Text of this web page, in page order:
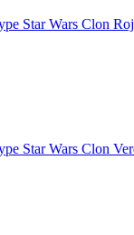
Star Wars Clon
Star Wars Clon